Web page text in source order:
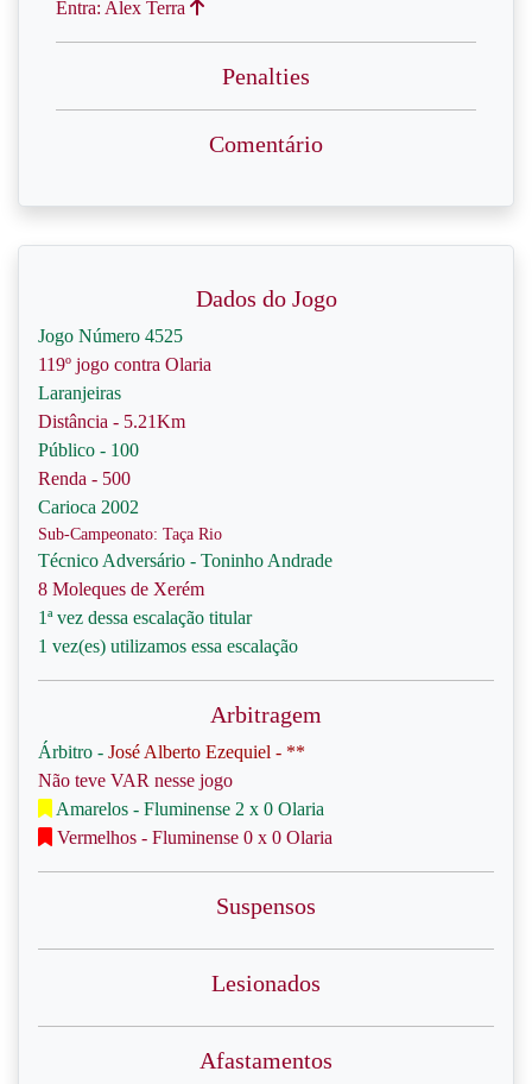
Entra: Alex Terra
Penalties
Comentário
Dados do Jogo
Jogo Número 4525
119º jogo contra Olaria
Laranjeiras
Distância - 5.21Km
Público - 100
Renda - 500
Carioca 2002
Sub-Campeonato: Taça Rio
Técnico Adversário - Toninho Andrade
8 Moleques de Xerém
1ª vez dessa escalação titular
1 vez(es) utilizamos essa escalação
Arbitragem
Árbitro - José Alberto Ezequiel - **
Não teve VAR nesse jogo
Amarelos - Fluminense 2 x 0 Olaria
Vermelhos - Fluminense 0 x 0 Olaria
Suspensos
Lesionados
Afastamentos